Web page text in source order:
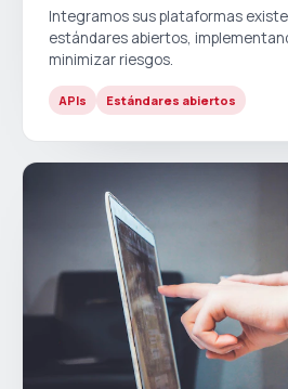
Integramos sus plataformas
estándares abiertos,
minimizar riesgos.
APIs Estándares abiertos